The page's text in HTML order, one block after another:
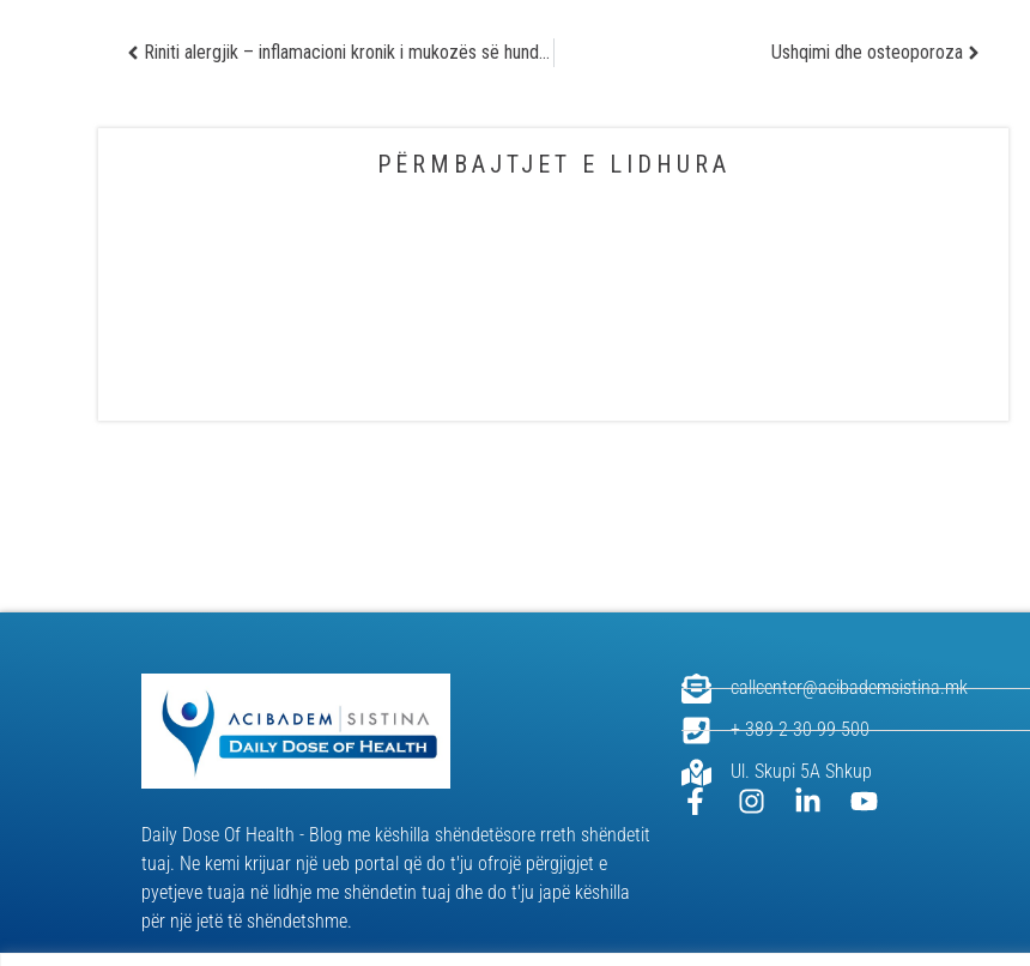
Riniti alergjik – inflamacioni kronik i mukozës së hundës Ushqimi dhe osteoporoza
PËRMBAJTJET E LIDHURA
Daily Dose Of Health - Blog me këshilla shëndetësore rreth shëndetit
tuaj. Ne kemi krijuar një ueb portal që do t'ju ofrojë përgjigjet e
pyetjeve tuaja në lidhje me shëndetin tuaj dhe do t'ju japë këshilla
për një jetë të shëndetshme.
callcenter@acibademsistina.mk
+ 389 2 30 99 500
Ul. Skupi 5A Shkup